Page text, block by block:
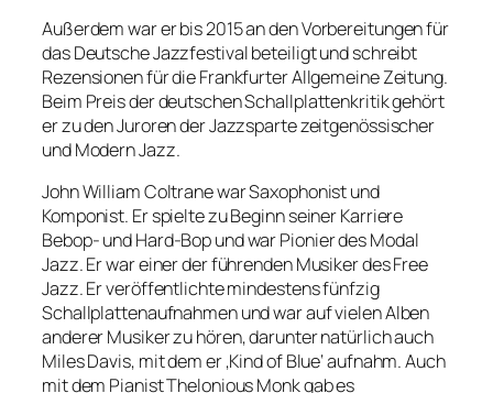
Außerdem war er bis 2015 an den Vorbereitungen für
das Deutsche Jazzfestival beteiligt und schreibt
Rezensionen für die Frankfurter Allgemeine Zeitung.
Beim Preis der deutschen Schallplattenkritik gehört
er zu den Juroren der Jazzsparte zeitgenössischer
und Modern Jazz.
John William Coltrane war Saxophonist und
Komponist. Er spielte zu Beginn seiner Karriere
Bebop- und Hard-Bop und war Pionier des Modal
Jazz. Er war einer der führenden Musiker des Free
Jazz. Er veröffentlichte mindestens fünfzig
Schallplattenaufnahmen und war auf vielen Alben
anderer Musiker zu hören, darunter natürlich auch
Miles Davis, mit dem er ‚Kind of Blue‘ aufnahm. Auch
mit dem Pianist Thelonious Monk gab es